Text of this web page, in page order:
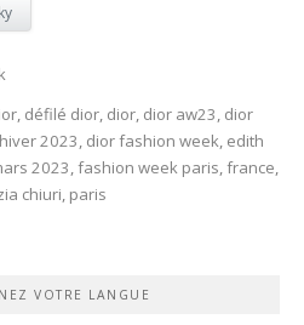
, défilé dior, dior, dior aw23, dior
2023, dior fashion week, edith
2023,fashion week paris,france,
chiuri, paris
VOTRE LANGUE